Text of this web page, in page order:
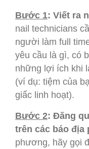
Bước 1: Viết ra
nail technicians
người làm full
yêu cầu là gì, có
những lợi ích khi
(ví dụ: tiệm của
giấc linh hoạt).
Bước 2: Đăng
trên các báo địa
phương, hãy gọi